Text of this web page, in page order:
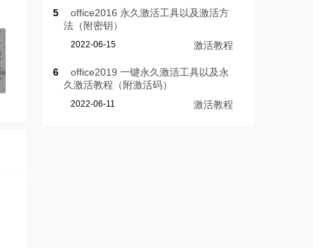
5
office2016 永久激活工具以及激活方
法（附密钥）
2022-06-15 激活教程
6
office2019 一键永久激活工具以及永
久激活教程（附激活码）
2022-06-11 激活教程